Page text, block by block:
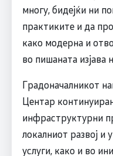
многу, бидејќи ни
практиките и да
како модерна и
во пишаната изјава
Градоначалникот
Центар
инфраструктурни
локалниот развој и
услуги, како и во